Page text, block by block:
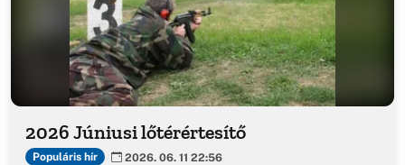
2026 Júniusi lőtérértesítő
Populáris hír 2026. 06. 11 22:56